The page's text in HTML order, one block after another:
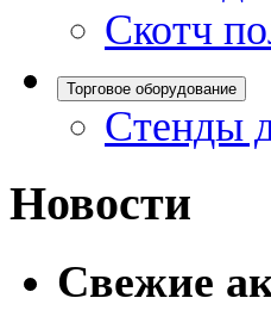
Скотч
Торговое оборудование
Стенды
Новости
Свежие